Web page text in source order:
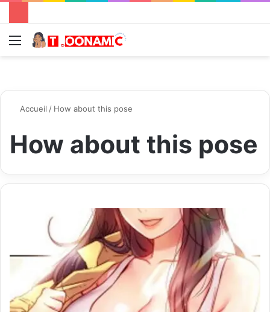
Menu
Accueil / How about this pose
How about this pose